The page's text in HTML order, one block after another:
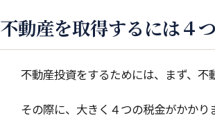
不動産を取得するには４
不動産投資をするためには、まず、不
その際に、大きく４つの税金がかかり